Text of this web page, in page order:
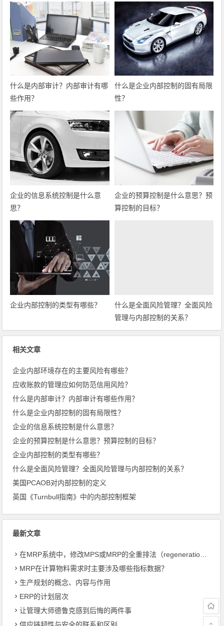
什么是内部审计？内部审计有哪
些作用？
什么是企业内部控制的固有局限
性？
企业的信息系统控制是什么意
思？
企业的预算控制是什么意思？预
算控制的目标？
企业内部控制的类型有哪些？
什么是全面风险管理？全面风险
管理与内部控制的关系？
相关文章
企业内部环境存在的主要风险有哪些？
应收账款的管理应如何防范信用风险？
什么是内部审计？内部审计有哪些作用？
什么是企业内部控制的固有局限性？
企业的信息系统控制是什么意思？
企业的预算控制是什么意思？预算控制的目标？
企业内部控制的类型有哪些？
什么是全面风险管理？全面风险管理与内部控制的关系？
美国PCAOB对内部控制的定义
英国《Turnbull指南》中的内部控制框架
最新文章
在MRP系统中，修改MPS或MRP的全重排法（regeneration）和净改变法？
MRP在计算物料需求时主要涉及哪些指标数据？
生产规划的概念、内容与作用
ERP的计划层次
让管理大师德鲁克感到后悔的两件事